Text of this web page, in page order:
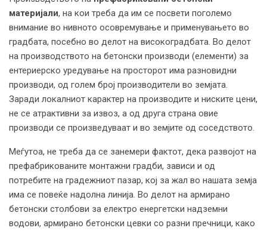
материјали, на кои треба да им се посвети поголемо
внимание во нивното осовремување и применувањето во
градбата, посебно во делот на високоградбата. Во делот
на производството на бетонски производи (елементи) за
ентериерско уредување на просторот има разновидни
производи, од голем број производители во земјата.
Заради локалниот карактер на производите и ниските цени,
не се атрактивни за извоз, а од друга страна овие
производи се произведуваат и во земјите од соседството.
Меѓутоа, не треба да се занемери фактот, дека развојот на
префабрикованите монтажни градби, зависи и од
потребите на градежниот пазар, кој за жал во нашата земја
има се повеќе надолна линија. Во делот на армирано
бетонски столбови за електро енергетски надземни
водови, армирано бетонски цевки со разни пречници, како